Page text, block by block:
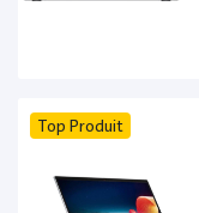
Top Produit